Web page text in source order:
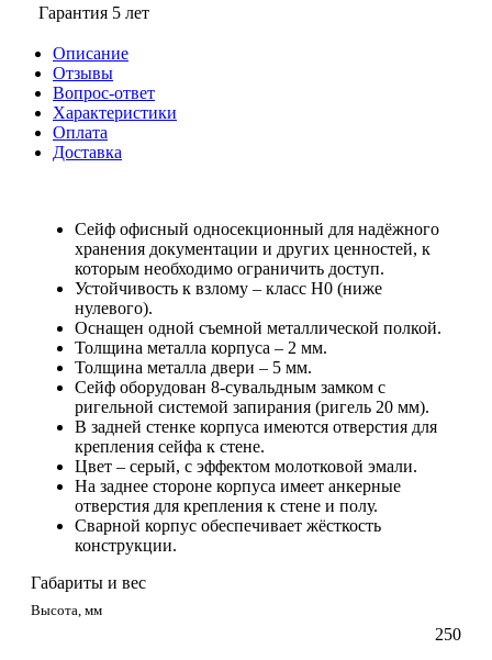
Гарантия 5 лет
Описание
Отзывы
Вопрос-ответ
Характеристики
Оплата
Доставка
Сейф офисный односекционный для надёжного
хранения документации и других ценностей, к
которым необходимо ограничить доступ.
Устойчивость к взлому – класс Н0 (ниже
нулевого).
Оснащен одной съемной металлической полкой.
Толщина металла корпуса – 2 мм.
Толщина металла двери – 5 мм.
Сейф оборудован 8-сувальдным замком с
ригельной системой запирания (ригель 20 мм).
В задней стенке корпуса имеются отверстия для
крепления сейфа к стене.
Цвет – серый, с эффектом молотковой эмали.
На заднее стороне корпуса имеет анкерные
отверстия для крепления к стене и полу.
Сварной корпус обеспечивает жёсткость
конструкции.
Габариты и вес
Высота, мм
250